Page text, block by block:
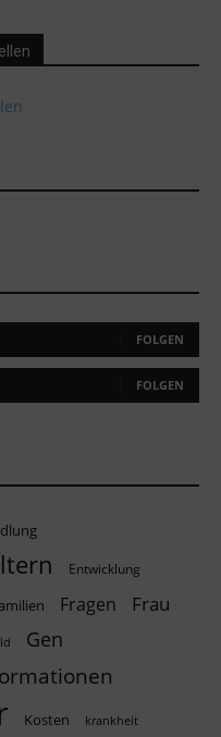
FOLGEN
FOLGEN
Entwicklung
Fragen Frau
Gen
Kosten krankheit